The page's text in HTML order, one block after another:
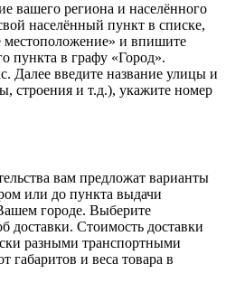
вашего региона и населённого
населённый пункт в списке,
местоположение» и впишите
пункта в графу «Город».
Далее введите название улицы и
строения и т.д.), укажите номер
вам предложат варианты
или до пункта выдачи
городе. Выберите
доставки. Стоимость доставки
разными транспортными
габаритов и веса товара в